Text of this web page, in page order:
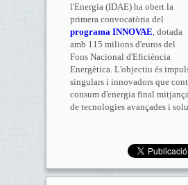
l'Energia (IDAE) ha obert la
primera convocatòria del
programa INNOVAE, dotada
amb 115 milions d'euros del
Fons Nacional d'Eficiència
Energètica. L'objectiu és
singulars i innovadors que
consum d'energia final
de tecnologies avançades i